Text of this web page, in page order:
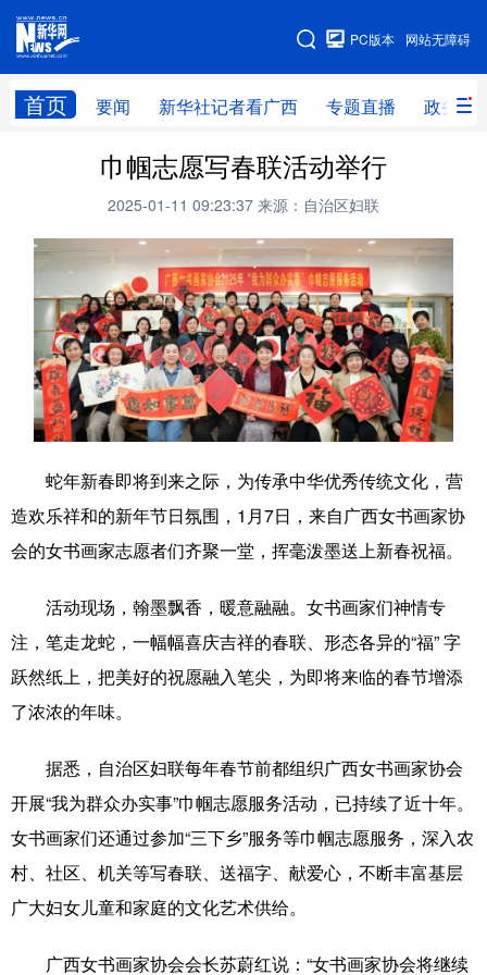
网站无障碍
PC版本
首页 要闻 新华社记者看广西 专题直播 政务信
网站地图
新华社记者 专题直播
图片新闻 壮美广西
新华网导航
学习进行时 高层 时政 人事
国际 财经 网评 港澳
台湾 思客智库 全球连线 教育
科技 科普 体育 文化
图片 中央文件 金融 汽车
溯源中国
悦读 公益 书画 一带一路
亚太网 上市公司 文化产业
地方频道
巾帼志愿写春联活动举行
2025-01-11 09:23:37 来源：自治区妇联
蛇年新春即将到来之际，为传承中华优秀传统文化，营
造欢乐祥和的新年节日氛围，1月7日，来自广西女书画家协
会的女书画家志愿者们齐聚一堂，挥毫泼墨送上新春祝福。
活动现场，翰墨飘香，暖意融融。女书画家们神情专
注，笔走龙蛇，一幅幅喜庆吉祥的春联、形态各异的“福” 字
跃然纸上，把美好的祝愿融入笔尖，为即将来临的春节增添
了浓浓的年味。
据悉，自治区妇联每年春节前都组织广西女书画家协会
开展“我为群众办实事”巾帼志愿服务活动，已持续了近十年。
女书画家们还通过参加“三下乡”服务等巾帼志愿服务，深入农
村、社区、机关等写春联、送福字、献爱心，不断丰富基层
广大妇女儿童和家庭的文化艺术供给。
广西女书画家协会会长苏蔚红说：“女书画家协会将继续